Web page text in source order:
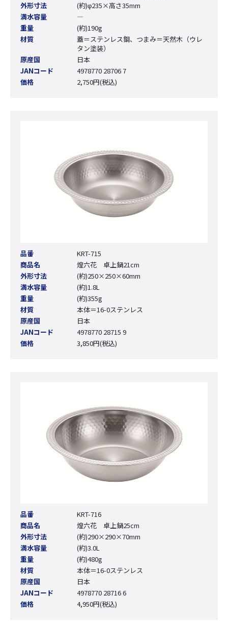
外形寸法
(約)φ235×高さ35mm
満水容量
―
重量
(約)190g
材質
蓋＝ステンレス鋼、つまみ＝天然木（ウレ
タン塗装）
原産国
日本
JANコード
4978770 28706 7
価格
2,750円(税込)
品番
KRT-715
商品名
煌六花 卓上鍋21cm
外形寸法
(約)250×250×60mm
満水容量
(約)1.8L
重量
(約)355g
材質
本体＝16-0ステンレス
原産国
日本
JANコード
4978770 28715 9
価格
3,850円(税込)
品番
KRT-716
商品名
煌六花 卓上鍋25cm
外形寸法
(約)290×290×70mm
満水容量
(約)3.0L
重量
(約)480g
材質
本体＝16-0ステンレス
原産国
日本
JANコード
4978770 28716 6
価格
4,950円(税込)